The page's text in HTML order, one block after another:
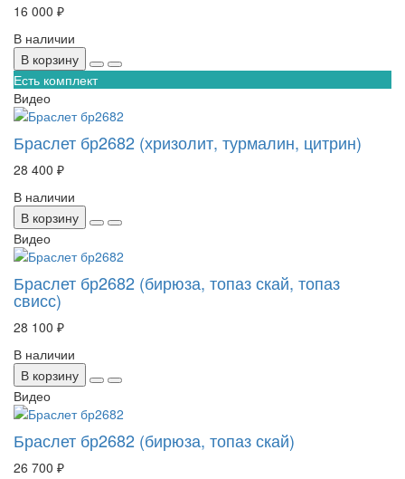
16 000 ₽
В наличии
В корзину
Есть комплект
Видео
Браслет бр2682 (хризолит, турмалин, цитрин)
28 400 ₽
В наличии
В корзину
Видео
Браслет бр2682 (бирюза, топаз скай, топаз
свисс)
28 100 ₽
В наличии
В корзину
Видео
Браслет бр2682 (бирюза, топаз скай)
26 700 ₽